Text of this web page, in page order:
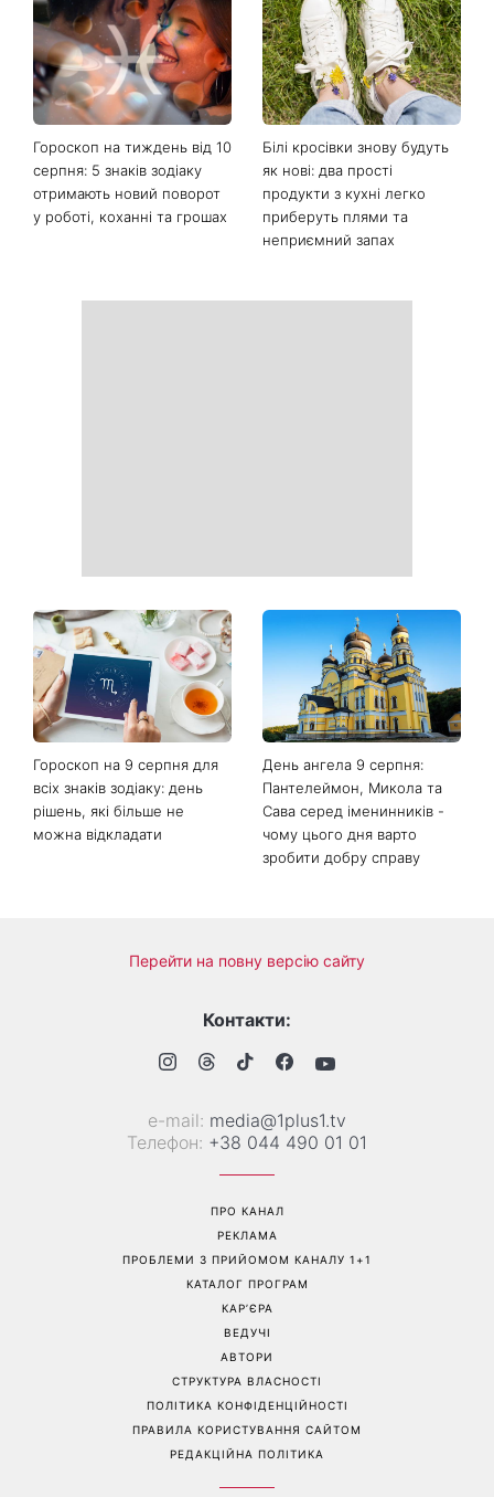
Гороскоп на тиждень від 10
серпня: 5 знаків зодіаку
отримають новий поворот
у роботі, коханні та грошах
Білі кросівки знову будуть
як нові: два прості
продукти з кухні легко
приберуть плями та
неприємний запах
Гороскоп на 9 серпня для
всіх знаків зодіаку: день
рішень, які більше не
можна відкладати
День ангела 9 серпня:
Пантелеймон, Микола та
Сава серед іменинників -
чому цього дня варто
зробити добру справу
Перейти на повну версію сайту
Контакти:
е-mail: media@1plus1.tv
Телефон: +38 044 490 01 01
ПРО КАНАЛ
РЕКЛАМА
ПРОБЛЕМИ З ПРИЙОМОМ КАНАЛУ 1+1
КАТАЛОГ ПРОГРАМ
КАР’ЄРА
ВЕДУЧІ
АВТОРИ
СТРУКТУРА ВЛАСНОСТІ
ПОЛІТИКА КОНФІДЕНЦІЙНОСТІ
ПРАВИЛА КОРИСТУВАННЯ САЙТОМ
РЕДАКЦІЙНА ПОЛІТИКА